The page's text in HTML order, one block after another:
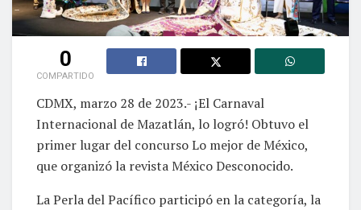
0
COMPARTIDO
CDMX, marzo 28 de 2023.- ¡El Carnaval
Internacional de Mazatlán, lo logró! Obtuvo el
primer lugar del concurso Lo mejor de México,
que organizó la revista México Desconocido.
La Perla del Pacífico participó en la categoría, la